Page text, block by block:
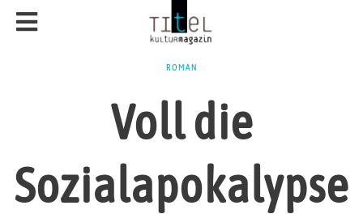
ROMAN
Voll die
Sozialapokalypse